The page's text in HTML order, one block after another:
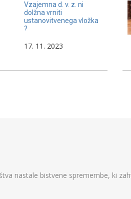
Vzajemna d. v. z. ni
dolžna vrniti
ustanovitvenega vložka
?
17. 11. 2023
nastale bistvene spremembe, ki